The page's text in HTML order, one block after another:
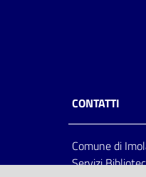
CONTATTI
Comune di
Servizi